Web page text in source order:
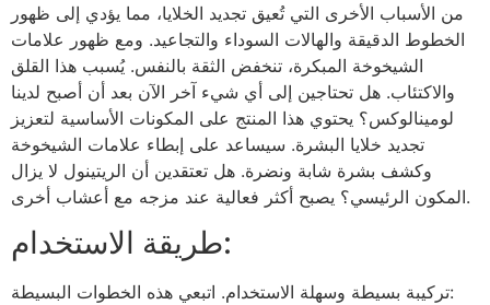
من الأسباب الأخرى التي تُعيق تجديد الخلايا، مما يؤدي إلى ظهور
الخطوط الدقيقة والهالات السوداء والتجاعيد. ومع ظهور علامات
الشيخوخة المبكرة، تنخفض الثقة بالنفس. يُسبب هذا القلق
والاكتئاب. هل تحتاجين إلى أي شيء آخر الآن بعد أن أصبح لدينا
لومينالوكس؟ يحتوي هذا المنتج على المكونات الأساسية لتعزيز
تجديد خلايا البشرة. سيساعد على إبطاء علامات الشيخوخة
وكشف بشرة شابة ونضرة. هل تعتقدين أن الريتينول لا يزال
المكون الرئيسي؟ يصبح أكثر فعالية عند مزجه مع أعشاب أخرى.
طريقة الاستخدام:
تركيبة بسيطة وسهلة الاستخدام. اتبعي هذه الخطوات البسيطة: